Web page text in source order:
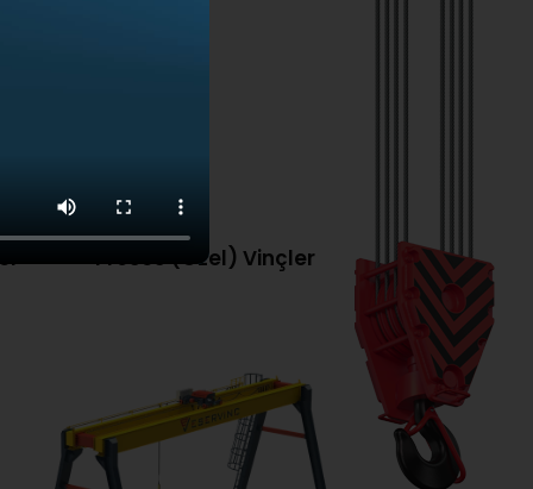
Proses (Özel) Vinçler